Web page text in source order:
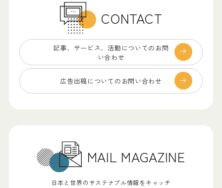
CONTACT
記事、サービス、 活動についてのお問
い合わせ
広告出稿についての お問い合わせ
MAIL MAGAZINE
日本と世界のサステナブル情報をキャッチ